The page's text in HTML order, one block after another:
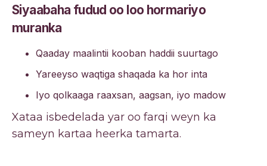
Siyaabaha fudud oo loo hormariyo
muranka
Qaaday maalintii kooban haddii suurtago
Yareeyso waqtiga shaqada ka hor inta
Iyo qolkaaga raaxsan, aagsan, iyo madow
Xataa isbedelada yar oo farqi weyn ka
sameyn kartaa heerka tamarta.